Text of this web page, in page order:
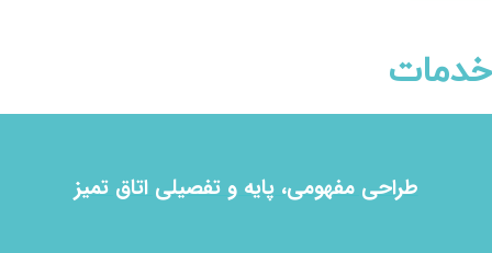
خدمات
طراحی مفهومی، پایه و تفصیلی اتاق تمیز